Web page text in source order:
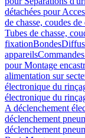
détachées pour
de chasse, coudes
Tubes de chasse,
fixationBondes
appareils
pour Montage
alimentation sur
électronique du
électronique du
A déclenchement
déclenchement
déclenchement